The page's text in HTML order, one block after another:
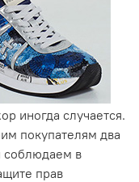
иногда случается.
покупателям два
соблюдаем в
прав